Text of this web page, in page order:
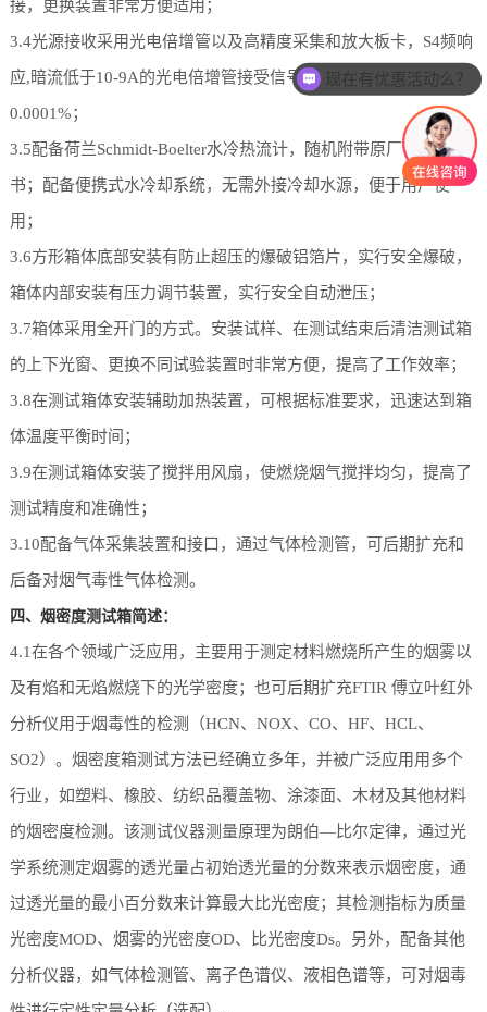
接，更换装置非常方便适用；
3.4光源接收采用光电倍增管以及高精度采集和放大板卡，S4频响
应,暗流低于10-9A的光电倍增管接受信号，透光率精度可达到
0.0001%；
3.5配备荷兰Schmidt-Boelter水冷热流计，随机附带原厂计量证
书；配备便携式水冷却系统，无需外接冷却水源，便于用户使
用；
3.6方形箱体底部安装有防止超压的爆破铝箔片，实行安全爆破，
箱体内部安装有压力调节装置，实行安全自动泄压；
3.7箱体采用全开门的方式。安装试样、在测试结束后清洁测试箱
的上下光窗、更换不同试验装置时非常方便，提高了工作效率；
3.8在测试箱体安装辅助加热装置，可根据标准要求，迅速达到箱
体温度平衡时间；
3.9在测试箱体安装了搅拌用风扇，使燃烧烟气搅拌均匀，提高了
测试精度和准确性；
3.10配备气体采集装置和接口，通过气体检测管，可后期扩充和
后备对烟气毒性气体检测。
四、烟密度测试箱简述：
4.1在各个领域广泛应用，主要用于测定材料燃烧所产生的烟雾以
及有焰和无焰燃烧下的光学密度；也可后期扩充FTIR 傅立叶红外
分析仪用于烟毒性的检测（HCN、NOX、CO、HF、HCL、
SO2）。烟密度箱测试方法已经确立多年，并被广泛应用用多个
行业，如塑料、橡胶、纺织品覆盖物、涂漆面、木材及其他材料
的烟密度检测。该测试仪器测量原理为朗伯—比尔定律，通过光
学系统测定烟雾的透光量占初始透光量的分数来表示烟密度，通
过透光量的最小百分数来计算最大比光密度；其检测指标为质量
光密度MOD、烟雾的光密度OD、比光密度Ds。另外，配备其他
分析仪器，如气体检测管、离子色谱仪、液相色谱等，可对烟毒
可以介绍下你们的产品么？
现在有优惠活动么？